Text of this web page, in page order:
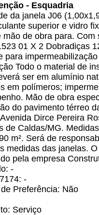
- Esquadria
da janela J06
superior e vidro
de obra para.
01 X 2 Dobradiças
para
Todo o material de
ser em alumínio
em polímeros;
Mão de obra
do pavimento térreo
Dirce Pereira
de Caldas/MG.
m². Será de
medidas das janelas.
pela empresa
-
-
Preferência: Não
Serviço